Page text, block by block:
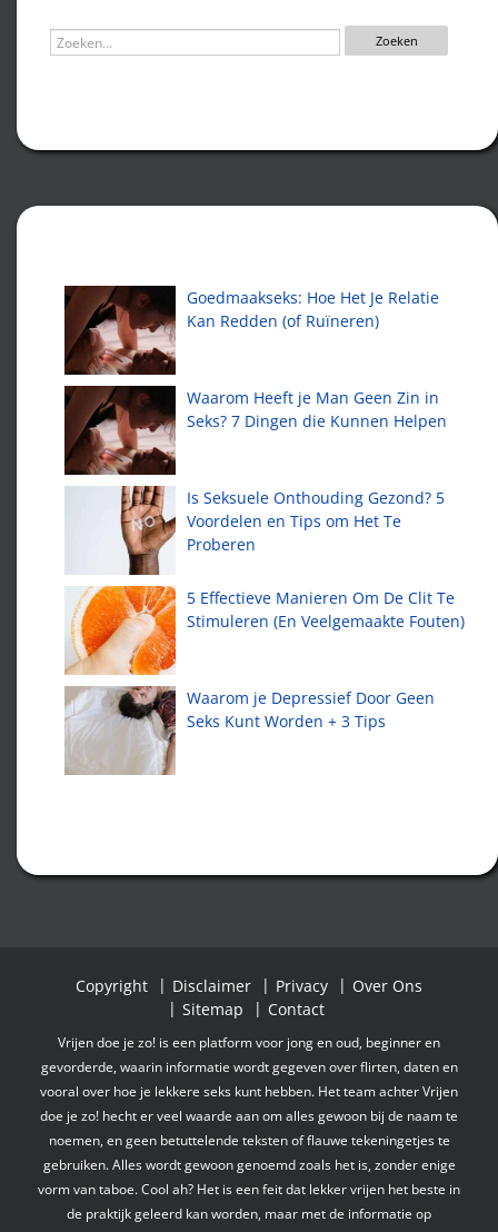
Goedmaakseks: Hoe Het Je Relatie
Kan Redden (of Ruïneren)
Waarom Heeft je Man Geen Zin in
Seks? 7 Dingen die Kunnen Helpen
Is Seksuele Onthouding Gezond? 5
Voordelen en Tips om Het Te
Proberen
5 Effectieve Manieren Om De Clit Te
Stimuleren (En Veelgemaakte Fouten)
Waarom je Depressief Door Geen
Seks Kunt Worden + 3 Tips
Copyright Disclaimer Privacy
Over Ons
Sitemap
Contact
Vrijen doe je zo! is een platform voor jong en oud, beginner en
gevorderde, waarin informatie wordt gegeven over flirten, daten en
vooral over hoe je lekkere seks kunt hebben. Het team achter Vrijen
doe je zo! hecht er veel waarde aan om alles gewoon bij de naam te
noemen, en geen betuttelende teksten of flauwe tekeningetjes te
gebruiken. Alles wordt gewoon genoemd zoals het is, zonder enige
vorm van taboe. Cool ah? Het is een feit dat lekker vrijen het beste in
de praktijk geleerd kan worden, maar met de informatie op